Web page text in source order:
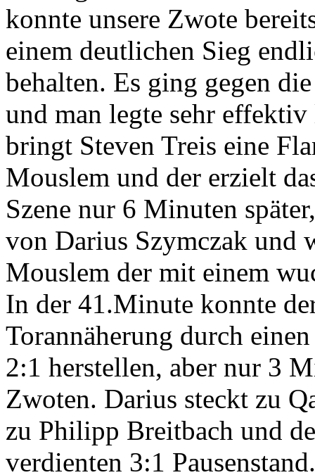
konnte unsere Zwote
einem deutlichen Sieg
behalten. Es ging gegen
und man legte sehr
bringt Steven Treis eine
Mouslem und der erzielt
Szene nur 6 Minuten
von Darius Szymczak und
Mouslem der mit einem
In der 41.Minute konnte
Torannäherung durch
2:1 herstellen, aber nur 3
Zwoten. Darius steckt zu
zu Philipp Breitbach und
verdienten 3:1